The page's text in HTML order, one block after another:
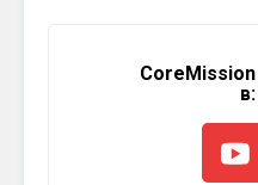
CoreMission
в: